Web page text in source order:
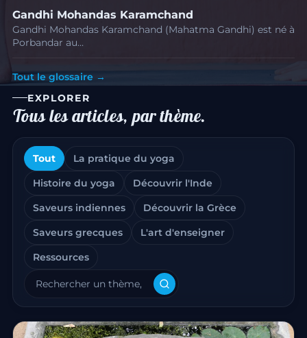
Gandhi Mohandas Karamchand
Gandhi Mohandas Karamchand (Mahatma Gandhi) est né à
Porbandar au…
Tout le glossaire →
EXPLORER
Tous les articles, par thème.
Tout
La pratique du yoga
Histoire du yoga
Découvrir l'Inde
Saveurs indiennes
Découvrir la Grèce
Saveurs grecques
L'art d'enseigner
Ressources